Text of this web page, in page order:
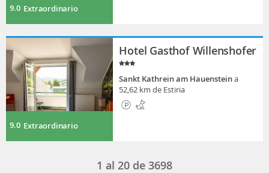
9.0 Extraordinario
9.0 Extraordinario
Hotel Gasthof Willenshofer
Sankt Kathrein am Hauensteina
52,62 km de Estiria
1 al 20 de 3698